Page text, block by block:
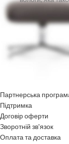
Партнерська
Підтримка
Договір оферти
Зворотній зв'язок
Оплата та доставка